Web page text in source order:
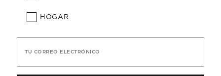
HOGAR
TU CORREO ELECTRÓNICO